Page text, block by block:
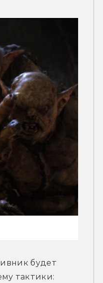
будет
тактики: